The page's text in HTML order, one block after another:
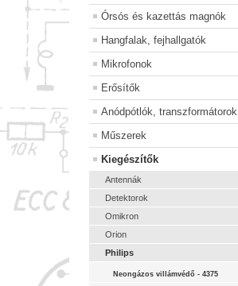
Órsós és kazettás magnók
Hangfalak, fejhallgatók
Mikrofonok
Erősítők
Anódpótlók, transzformátorok
Műszerek
Kiegészítők
Antennák
Detektorok
Omikron
Orion
Philips
Neongázos villámvédő - 4375